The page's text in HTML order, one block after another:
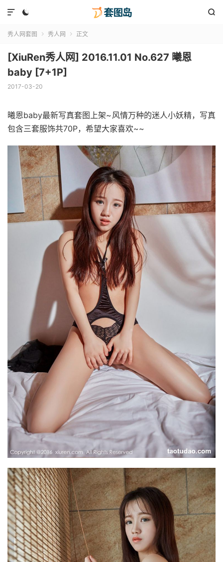
 

秀人网套图  秀人网  正文
[XiuRen秀人网] 2016.11.01 No.627 曦恩
baby [7+1P]
2017-03-20
曦恩baby最新写真套图上架~风情万种的迷人小妖精，写真
包含三套服饰共70P，希望大家喜欢~~